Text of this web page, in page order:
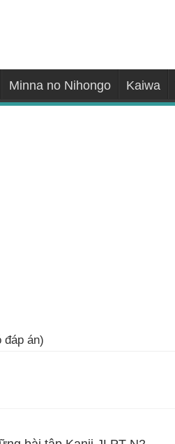
Minna no Nihongo Kaiwa
đáp án)